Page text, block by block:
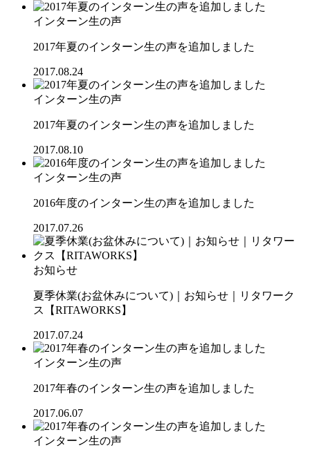
インターン生の声
2017年夏のインターン生の声を追加しました
2017.08.24
インターン生の声
2017年夏のインターン生の声を追加しました
2017.08.10
インターン生の声
2016年度のインターン生の声を追加しました
2017.07.26
お知らせ
夏季休業(お盆休みについて)｜お知らせ｜リタワーク
ス【RITAWORKS】
2017.07.24
インターン生の声
2017年春のインターン生の声を追加しました
2017.06.07
インターン生の声